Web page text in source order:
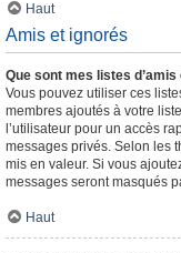
Haut
Amis et ignorés
Que sont mes listes d’amis
Vous pouvez utiliser ces
membres ajoutés à votre
l’utilisateur pour un accès
messages privés. Selon les
mis en valeur. Si vous
messages seront masqués
Haut